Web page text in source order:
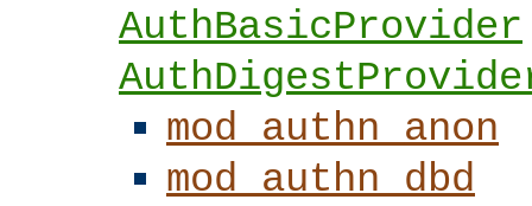
AuthBasicProvider
mod_authn_anon
mod_authn_dbd